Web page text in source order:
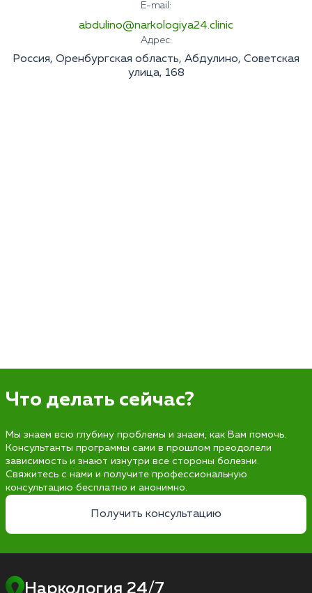
E-mail:
abdulino@narkologiya24.clinic
Адрес:
Россия, Оренбургская область, Абдулино, Советская
улица, 168
Что делать сейчас?
Мы знаем всю глубину проблемы и знаем, как Вам помочь.
Консультанты программы сами в прошлом преодолели
зависимость и знают изнутри все стороны болезни.
Свяжитесь с нами и получите профессиональную
консультацию бесплатно и анонимно.
Получить консультацию
Наркология 24/7